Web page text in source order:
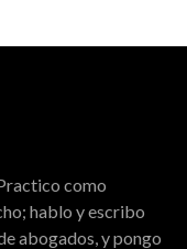
como
hablo y escribo
abogados, y pongo